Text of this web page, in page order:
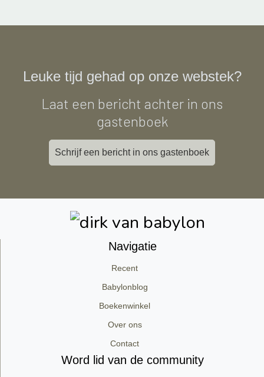
Leuke tijd gehad op onze webstek?
Laat een bericht achter in ons
gastenboek
Schrijf een bericht in ons gastenboek
Navigatie
Recent
Babylonblog
Boekenwinkel
Over ons
Contact
Word lid van de community